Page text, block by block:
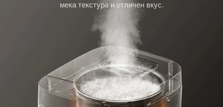
мека текстура и отличен вкус.